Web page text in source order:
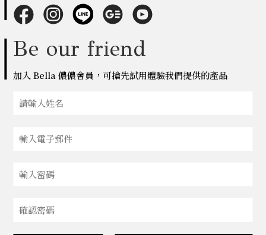
Be our friend
加入 Bella 儂儂會員，可搶先試用體驗我們提供的產品